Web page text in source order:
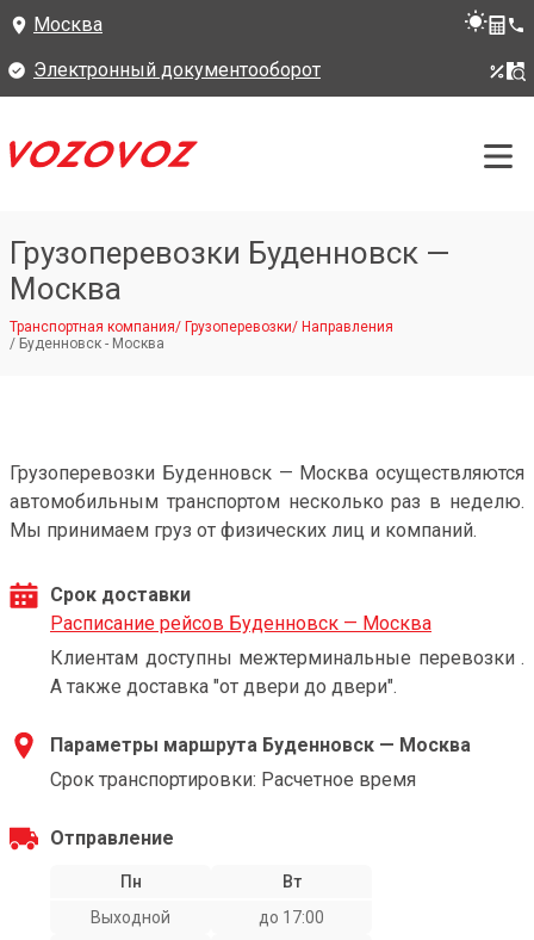
Москва
Электронный документооборот
Грузоперевозки Буденновск —
Москва
Транспортная компания/ Грузоперевозки/ Направления
/ Буденновск - Москва
Грузоперевозки Буденновск — Москва осуществляются
автомобильным транспортом несколько раз в неделю.
Мы принимаем груз от физических лиц и компаний.
Срок доставки
Расписание рейсов Буденновск — Москва
Клиентам доступны межтерминальные перевозки .
А также доставка "от двери до двери".
Параметры маршрута Буденновск — Москва
Срок транспортировки: Расчетное время
Отправление
Пн
Выходной
Вт
до 17:00